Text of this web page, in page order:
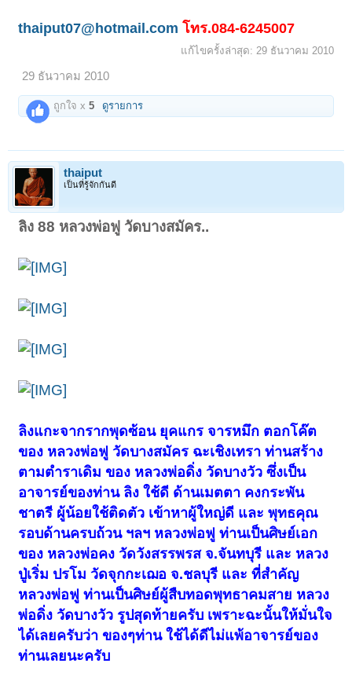
thaiput07@hotmail.com โทร.084-6245007
แก้ไขครั้งล่าสุด: 29 ธันวาคม 2010
29 ธันวาคม 2010
ถูกใจ x5 ดูรายการ
thaiput
เป็นที่รู้จักกันดี
ลิง 88 หลวงพ่อฟู วัดบางสมัคร..
ลิงแกะจากรากพุดซ้อน ยุคแกร จารหมึก ตอกโค๊ต
ของ หลวงพ่อฟู วัดบางสมัคร ฉะเชิงเทรา ท่านสร้าง
ตามตำราเดิม ของ หลวงพ่อดิ่ง วัดบางวัว ซึ่งเป็น
อาจารย์ของท่าน ลิง ใช้ดี ด้านเมตตา คงกระพัน
ชาตรี ผู้น้อยใช้ติดตัว เข้าหาผู้ใหญ่ดี และ พุทธคุณ
รอบด้านครบถ้วน ฯลฯ หลวงพ่อฟู ท่านเป็นศิษย์เอก
ของ หลวงพ่อคง วัดวังสรรพรส จ.จันทบุรี และ หลวง
ปู่เริ่ม ปรโม วัดจุกกะเฌอ จ.ชลบุรี และ ที่สำคัญ
หลวงพ่อฟู ท่านเป็นศิษย์ผู้สืบทอดพุทธาคมสาย หลวง
พ่อดิ่ง วัดบางวัว รูปสุดท้ายครับ เพราะฉะนั้นให้มั่นใจ
ได้เลยครับว่า ของๆท่าน ใช้ได้ดีไม่แพ้อาจารย์ของ
ท่านเลยนะครับ